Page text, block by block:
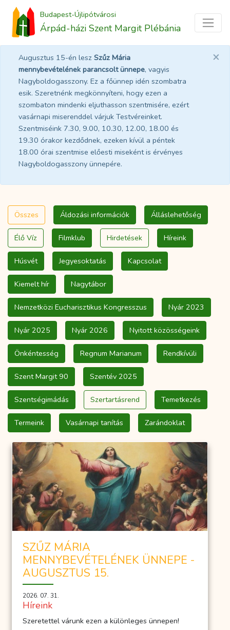
Budapest-Újlipótvárosi
Árpád-házi Szent Margit Plébánia
Augusztus 15-én lesz Szűz Mária
mennybevételének parancsolt ünnepe, vagyis
Nagyboldogasszony. Ez a főünnep idén szombatra
esik. Szeretnénk megkönnyíteni, hogy ezen a
szombaton mindenki eljuthasson szentmisére, ezért
vasárnapi miserenddel várjuk Testvéreinket.
Szentmiséink 7.30, 9.00, 10.30, 12.00, 18.00 és
19.30 órakor kezdődnek, ezeken kívül a péntek
18.00 órai szentmise előesti miseként is érvényes
Nagyboldogasszony ünnepére.
×
Összes Áldozási információk Álláslehetőség
Élő Víz Filmklub Hirdetések Híreink
Húsvét Jegyesoktatás Kapcsolat
Kiemelt hír Nagytábor
Nemzetközi Eucharisztikus Kongresszus Nyár 2023
Nyár 2025 Nyár 2026 Nyitott közösségeink
Önkéntesség Regnum Marianum Rendkívüli
Szent Margit 90 Szentév 2025
Szentségimádás Szertartásrend Temetkezés
Termeink Vasárnapi tanítás Zarándoklat
SZŰZ MÁRIA
MENNYBEVÉTELÉNEK ÜNNEPE -
AUGUSZTUS 15.
2026. 07. 31.
Híreink
Szeretettel várunk ezen a különleges ünnepen!